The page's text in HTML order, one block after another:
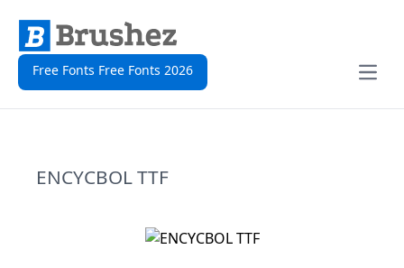
Free Fonts Free Fonts 2026
Open
ENCYCBOL TTF